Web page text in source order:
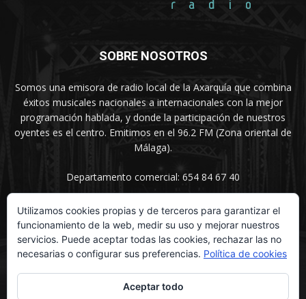
SOBRE NOSOTROS
Somos una emisora de radio local de la Axarquía que combina
éxitos musicales nacionales a internacionales con la mejor
programación hablada, y donde la participación de nuestros
oyentes es el centro. Emitimos en el 96.2 FM (Zona oriental de
Málaga).
Departamento comercial: 654 84 67 40
SÍGUENOS
Utilizamos cookies propias y de terceros para garantizar el
funcionamiento de la web, medir su uso y mejorar nuestros
servicios. Puede aceptar todas las cookies, rechazar las no
necesarias o configurar sus preferencias. Política de cookies
Aceptar todo